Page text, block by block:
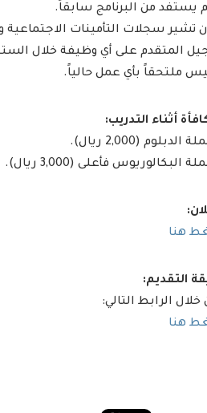
تشير سجلات التأمينات الاجتماعية
المتقدم على أي وظيفة خلال
أثناء التدريب:
الدبلوم (2,000 ريال).
البكالوريوس فأعلى (3,000 ريال).
هنا
التقديم:
خلال الرابط التالي:
هنا